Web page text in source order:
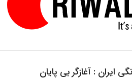
ایران : آغازگر بی پایان